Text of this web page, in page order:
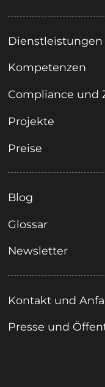
Dienstleistungen
Kompetenzen
Compliance und
Projekte
Preise
Blog
Glossar
Newsletter
Kontakt und
Presse und